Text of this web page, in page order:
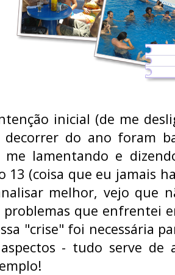
inicial (de me
do ano foram
lamentando e
13 (coisa que eu jamais
melhor, vejo que
problemas que enfrentei
"crise" foi necessária
- tudo serve de